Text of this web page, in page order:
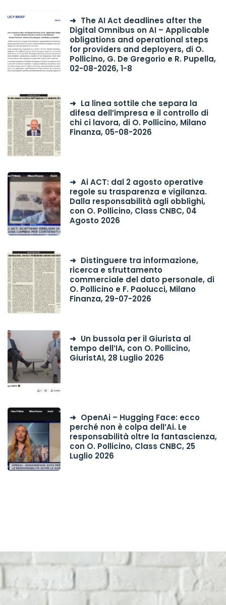
The AI Act deadlines after the
Digital Omnibus on AI – Applicable
obligations and operational steps
for providers and deployers, di O.
Pollicino, G. De Gregorio e R. Pupella,
02-08-2026, 1-8
La linea sottile che separa la
difesa dell’impresa e il controllo di
chi ci lavora, di O. Pollicino, Milano
Finanza, 05-08-2026
Ai ACT: dal 2 agosto operative
regole su trasparenza e vigilanza.
Dalla responsabilità agli obblighi,
con O. Pollicino, Class CNBC, 04
Agosto 2026
Distinguere tra informazione,
ricerca e sfruttamento
commerciale del dato personale, di
O. Pollicino e F. Paolucci, Milano
Finanza, 29-07-2026
Un bussola per il Giurista al
tempo dell’IA, con O. Pollicino,
GiuristAI, 28 Luglio 2026
OpenAi – Hugging Face: ecco
perché non è colpa dell’Ai. Le
responsabilità oltre la fantascienza,
con O. Pollicino, Class CNBC, 25
Luglio 2026